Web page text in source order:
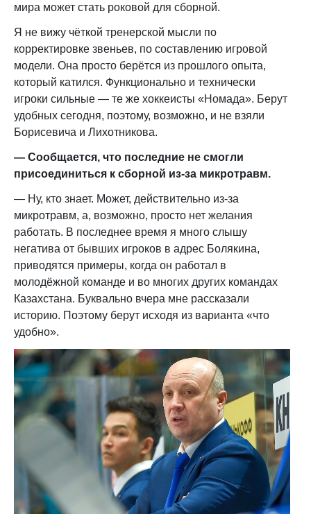
мира может стать роковой для сборной.
Я не вижу чёткой тренерской мысли по
корректировке звеньев, по составлению игровой
модели. Она просто берётся из прошлого опыта,
который катился. Функционально и технически
игроки сильные — те же хоккеисты «Номада». Берут
удобных сегодня, поэтому, возможно, и не взяли
Борисевича и Лихотникова.
— Сообщается, что последние не смогли
присоединиться к сборной из-за микротравм.
— Ну, кто знает. Может, действительно из-за
микротравм, а, возможно, просто нет желания
работать. В последнее время я много слышу
негатива от бывших игроков в адрес Болякина,
приводятся примеры, когда он работал в
молодёжной команде и во многих других командах
Казахстана. Буквально вчера мне рассказали
историю. Поэтому берут исходя из варианта «что
удобно».